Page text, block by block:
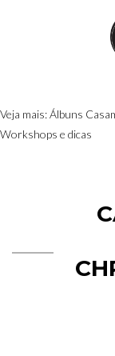
Veja mais:Álbuns
Workshops e dicas